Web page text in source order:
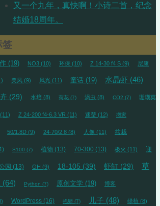
又一个九年，真快啊！小诗二首，纪念
结婚18周年。
签
(19) NO3 (10) 环保 (10) Z 14-30 f4 S (9) 尼康
美凤 (9) 风光 (11) 童话 (19) 水晶虾 (46)
(29) 水培 (8) 荷花 (7) 涡虫 (8) CO2 (7) 珊瑚莫
(11) Z 24-200 f4-6.3 VR (11) 迷螯 (12) 搬家
50/1.8D (9) 24-70/2.8 (8) 人像 (11) 盆栽
S100 (7) 植物 (13) 70-300 (13) 极火 (11) 迎
园 (13) GH (9) 18-105 (39) 虾缸 (29)
草
(64) Python (7) 原创文学 (19) 博客
WordPress (16) 抱卵 (7) 儿子 (48) 绿植 (8)